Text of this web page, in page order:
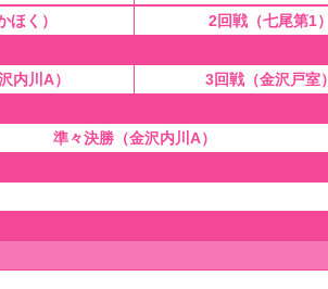
ほく）
2回戦（七尾第1）
内川A） 3回戦（金沢戸室）
準々決勝（金沢内川A）